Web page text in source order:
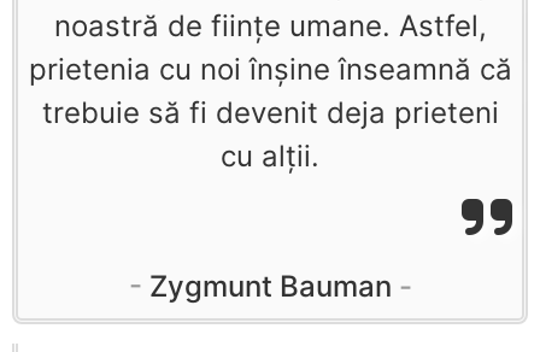
noastră de fiinţe umane. Astfel,
prietenia cu noi înşine înseamnă că
trebuie să fi devenit deja prieteni
cu alţii.
Zygmunt Bauman